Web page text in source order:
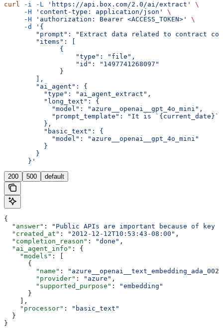
curl -i -L 'https://api.box.com/2.0/ai/extract'
\
     -H
'content-type: application/json'
\
     -H
'authorization: Bearer <ACCESS_TOKEN>'
\
     -d
'{
"prompt": "Extract data related to contract
        "items": [
              {
                  "type": "file",
                  "id": "1497741268097"
              }
        ],
        "ai_agent": {
          "type": "ai_agent_extract",
          "long_text": {
            "model": "azure__openai__gpt_4o_mini",
"prompt_template": "It is
          },
          "basic_text": {
            "model": "azure__openai__gpt_4o_mini"
          }
        }
      }'
200 500 default
{
  "answer"
:
"Public APIs are important because of key
  "created_at"
: "2012-12-12T10:53:43-08:00" ,
  "completion_reason"
: "done" ,
  "ai_agent_info"
: {
    "models"
: [
      {
        "name"
:
"azure__openai__text_embedding_ada_002"
        "provider"
: "azure" ,
        "supported_purpose"
:
"embedding"
      }
    ],
    "processor"
:
"basic_text"
  }
}